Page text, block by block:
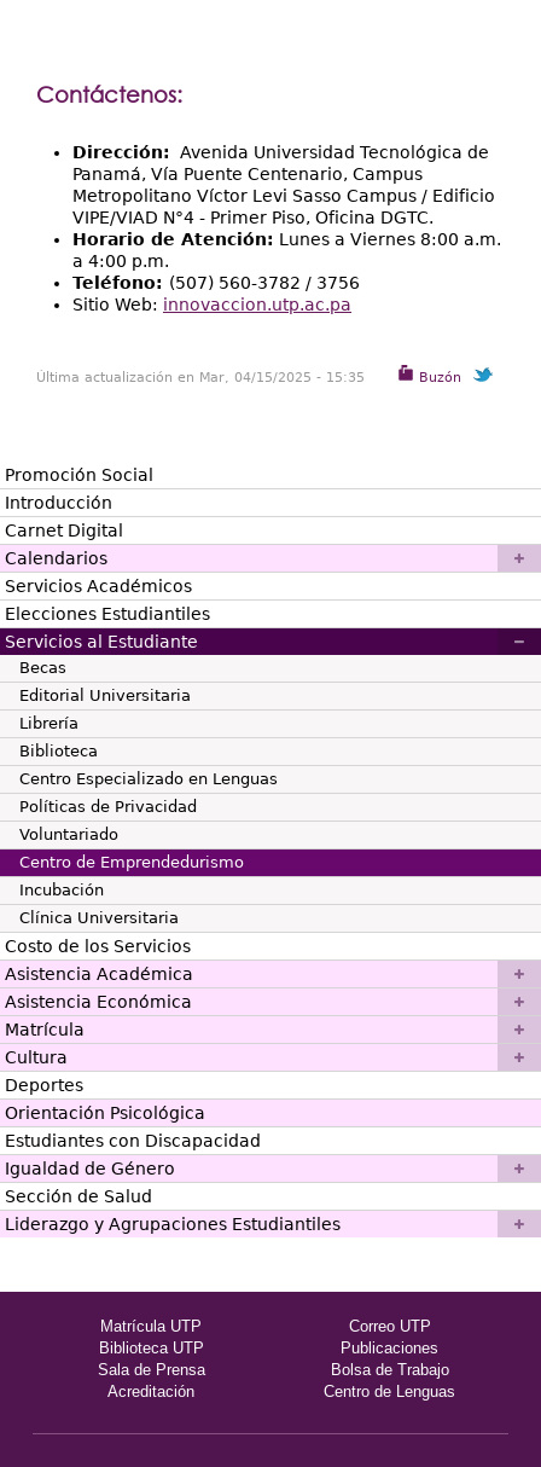
Contáctenos:
Dirección:
Avenida Universidad Tecnológica de
Panamá, Vía Puente Centenario, Campus
Metropolitano Víctor Levi Sasso Campus / Edificio
VIPE/VIAD N°4 - Primer Piso, Oficina DGTC.
Horario de Atención: Lunes a Viernes 8:00 a.m.
a 4:00 p.m.
Teléfono: (507) 560-3782 / 3756
Sitio Web: innovaccion.utp.ac.pa
Buzón
Última actualización en Mar, 04/15/2025 - 15:35
Promoción Social
Introducción
Carnet Digital
Calendarios
Servicios Académicos
Elecciones Estudiantiles
Servicios al Estudiante
Becas
Editorial Universitaria
Librería
Biblioteca
Centro Especializado en Lenguas
Políticas de Privacidad
Voluntariado
Centro de Emprendedurismo
Incubación
Clínica Universitaria
Costo de los Servicios
Asistencia Académica
Asistencia Económica
Matrícula
Cultura
Deportes
Orientación Psicológica
Estudiantes con Discapacidad
Igualdad de Género
Sección de Salud
Liderazgo y Agrupaciones Estudiantiles
Matrícula UTP
Correo UTP
Biblioteca UTP
Publicaciones
Sala de Prensa
Bolsa de Trabajo
Acreditación
Centro de Lenguas